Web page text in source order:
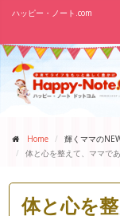
ハッピー・ノート.com
Home
輝くママの
体と心を整えて、ママで
体と心を